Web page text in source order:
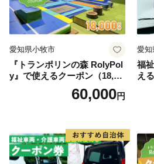
活用した、こだわりのフェス
THINGS）やマルシェ（マーケ
ています。
当市ふるさと納税でも「河川環境
館「そらはく」のチケットおよ
「マーケット日和」に出展して
提供していただいているのでこ
今、当市は「ものづくりの街」
充実した「便利で楽しい街」、
愛知県小牧市
『トランポリンの森 RolyPol
y』で使えるクーポン（18,00
60,000円
愛知
福
え